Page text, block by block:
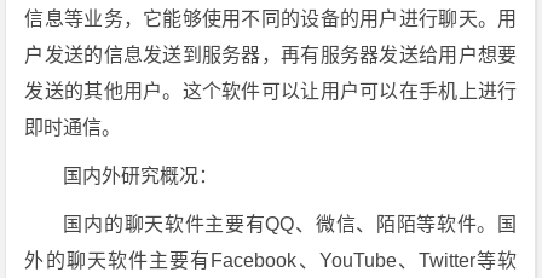
信息等业务，它能够使用不同的设备的用户进行聊天。用
户发送的信息发送到服务器，再有服务器发送给用户想要
发送的其他用户。这个软件可以让用户可以在手机上进行
即时通信。
国内外研究概况：
国内的聊天软件主要有QQ、微信、陌陌等软件。国
外的聊天软件主要有Facebook、YouTube、Twitter等软